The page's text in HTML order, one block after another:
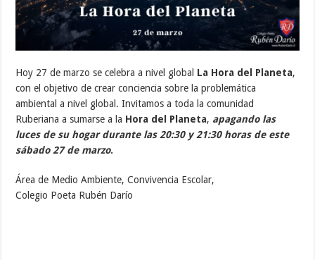
Hoy 27 de marzo se celebra a nivel global La Hora del Planeta,
con el objetivo de crear conciencia sobre la problemática
ambiental a nivel global. Invitamos a toda la comunidad
Ruberiana a sumarse a la Hora del Planeta, apagando las
luces de su hogar durante las 20:30 y 21:30 horas de este
sábado 27 de marzo.
Área de Medio Ambiente, Convivencia Escolar,
Colegio Poeta Rubén Darío